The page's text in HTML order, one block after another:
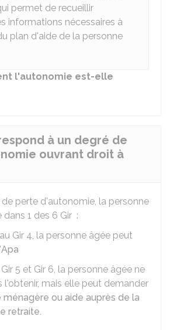
permet de recueillir
informations nécessaires à
plan d'aide de la personne
l'autonomie est-elle
à un degré de
ouvrant droit à
perte d'autonomie, la personne
dans 1 des 6 Gir :
Gir 4, la personne âgée peut
Apa
5 et Gir 6, la personne âgée ne
l'obtenir, mais elle peut demander
ménagère ou aide auprès de la
retraite.